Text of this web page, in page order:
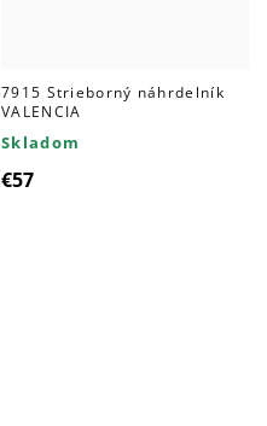
7915 Strieborný náhrdelník
VALENCIA
Skladom
€57